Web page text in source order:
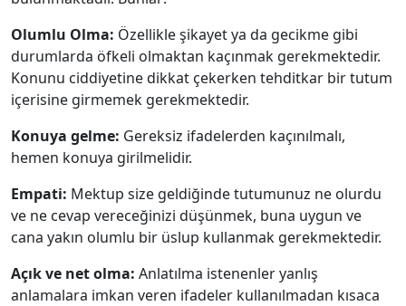
Olumlu Olma: Özellikle şikayet ya da gecikme gibi
durumlarda öfkeli olmaktan kaçınmak gerekmektedir.
Konunu ciddiyetine dikkat çekerken tehditkar bir tutum
içerisine girmemek gerekmektedir.
Konuya gelme: Gereksiz ifadelerden kaçınılmalı,
hemen konuya girilmelidir.
Empati: Mektup size geldiğinde tutumunuz ne olurdu
ve ne cevap vereceğinizi düşünmek, buna uygun ve
cana yakın olumlu bir üslup kullanmak gerekmektedir.
Açık ve net olma: Anlatılma istenenler yanlış
anlamalara imkan veren ifadeler kullanılmadan kısaca